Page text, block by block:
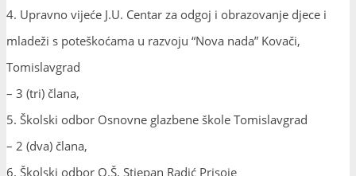
4. Upravno vijeće J.U. Centar za odgoj i obrazovanje djece i
mladeži s poteškoćama u razvoju “Nova nada” Kovači,
Tomislavgrad
– 3 (tri) člana,
5. Školski odbor Osnovne glazbene škole Tomislavgrad
– 2 (dva) člana,
6. Školski odbor O.Š. Stjepan Radić Prisoje